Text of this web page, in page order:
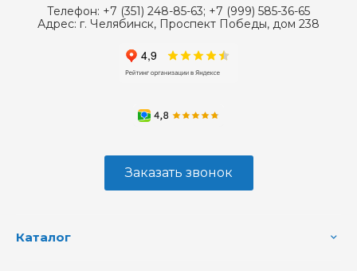
Телефон: +7 (351) 248-85-63; +7 (999) 585-36-65
Адрес: г. Челябинск, Проспект Победы, дом 238
Заказать звонок
Каталог